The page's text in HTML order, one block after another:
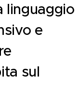
linguaggio
e
sul